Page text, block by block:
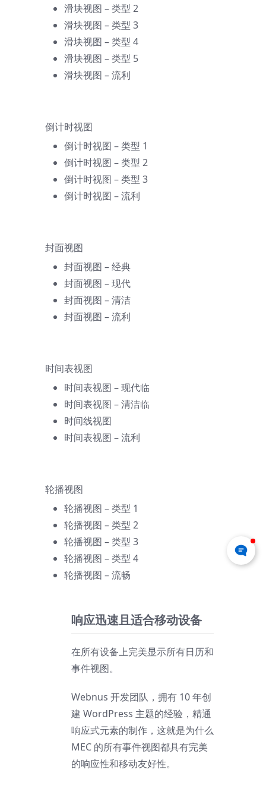
滑块视图 – 类型 2
滑块视图 – 类型 3
滑块视图 – 类型 4
滑块视图 – 类型 5
滑块视图 – 流利
倒计时视图
倒计时视图 – 类型 1
倒计时视图 – 类型 2
倒计时视图 – 类型 3
倒计时视图 – 流利
封面视图
封面视图 – 经典
封面视图 – 现代
封面视图 – 清洁
封面视图 – 流利
时间表视图
时间表视图 – 现代临
时间表视图 – 清洁临
时间线视图
时间表视图 – 流利
轮播视图
轮播视图 – 类型 1
轮播视图 – 类型 2
轮播视图 – 类型 3
轮播视图 – 类型 4
轮播视图 – 流畅
响应迅速且适合移动设备
在所有设备上完美显示所有日历和
事件视图。
Webnus 开发团队，拥有 10 年创
建 WordPress 主题的经验，精通
响应式元素的制作，这就是为什么
MEC 的所有事件视图都具有完美
的响应性和移动友好性。